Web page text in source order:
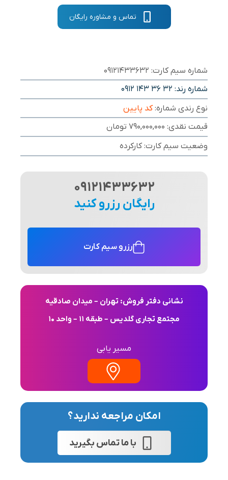
تماس و مشاوره رایگان
شماره سیم کارت: 09121433632
شماره رند: 0912 143 36 32
نوع رندی شماره:کد پایین
قیمت نقدی: 790,000,000 تومان
وضعیت سیم کارت: کارکرده
09121433632
رایگان رزرو کنید
رزرو سیم کارت
نشانی دفتر فروش: تهران – میدان صادقیه
مجتمع تجاری گلدیس – طبقه 11 – واحد 10
مسیر یابی
امکان مراجعه ندارید؟
با ما تماس بگیرید